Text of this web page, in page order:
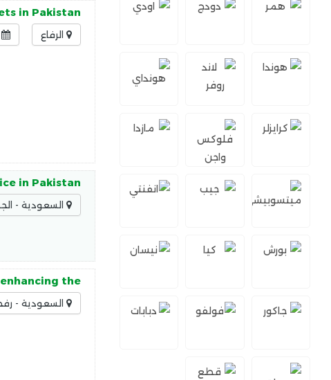
in Pakistan
الرفاع
in Pakistan
السعودية -
the
السعودية -